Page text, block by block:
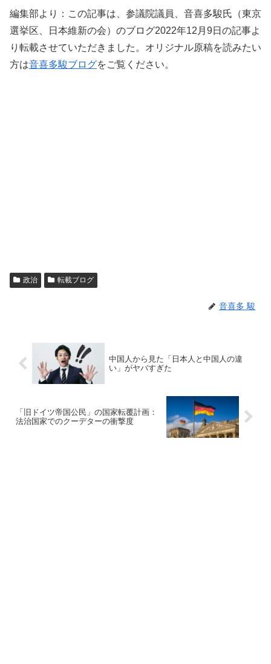
編集部より：この記事は、参議院議員、音喜多駿氏（東京
選挙区、日本維新の会）のブログ2022年12月9日の記事よ
り転載させていただきました。オリジナル原稿を読みたい
方は音喜多駿ブログをご覧ください。
政治 転載ブログ
音喜多 駿
中国人から見た「日本人と中国人の違
い」がヤバすぎた
「旧ドイツ帝国公民」の国家転覆計画：
法治国家でのクーデターの衝撃度